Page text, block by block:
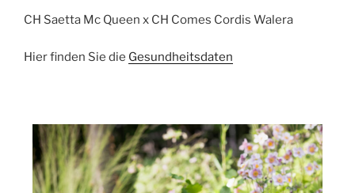
CH Saetta Mc Queen x CH Comes Cordis Walera
Hier finden Sie die Gesundheitsdaten